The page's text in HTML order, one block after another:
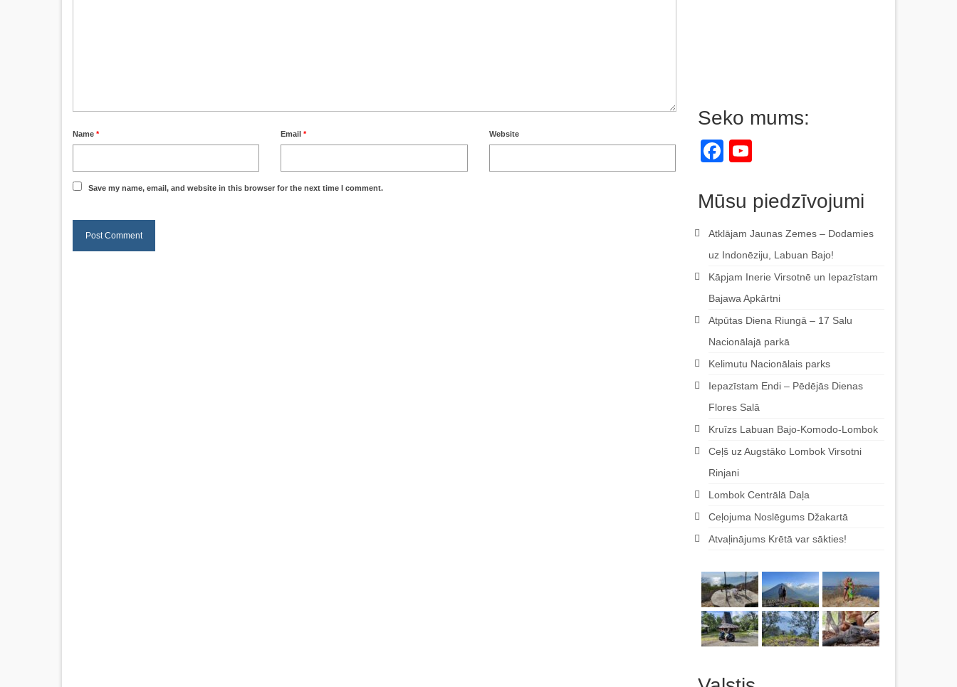
Name * Email* Website
Save my name, email, and website in this browser for the next time I comment.
Seko mums:
Facebook
Mūsu piedzīvojumi
Atklājam Jaunas Zemes – Dodamies
uz Indonēziju, Labuan Bajo!
Kāpjam Inerie Virsotnē un Iepazīstam
Bajawa Apkārtni
Atpūtas Diena Riungā – 17 Salu
Nacionālajā parkā
Kelimutu Nacionālais parks
Iepazīstam Endi – Pēdējās Dienas
Flores Salā
Kruīzs Labuan Bajo-Komodo-Lombok
Ceļš uz Augstāko Lombok Virsotni
Rinjani
Lombok Centrālā Daļa
Ceļojuma Noslēgums Džakartā
Atvaļinājums Krētā var sākties!